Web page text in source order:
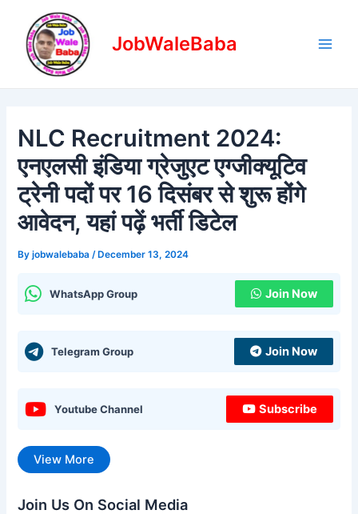
content
JobWaleBaba
NLC Recruitment 2024:
एनएलसी इंडिया ग्रेजुएट एग्जीक्यूटिव
ट्रेनी पदों पर 16 दिसंबर से शुरू होंगे
आवेदन, यहां पढ़ें भर्ती डिटेल
Byjobwalebaba/ December 13, 2024
WhatsApp Group Join Now
Telegram Group Join Now
Youtube Channel Subscribe
View More
Join Us On Social Media
navigation